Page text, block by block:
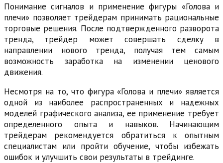
Понимание сигналов и применение фигуры «Голова и
плечи» позволяет трейдерам принимать рациональные
торговые решения. После подтвержденного разворота
тренда, трейдер может совершать сделку в
направлении нового тренда, получая тем самым
возможность заработка на изменении ценового
движения.
Несмотря на то, что фигура «Голова и плечи» является
одной из наиболее распространенных и надежных
моделей графического анализа, ее применение требует
определенного опыта и навыков. Начинающим
трейдерам рекомендуется обратиться к опытным
специалистам или пройти обучение, чтобы избежать
ошибок и улучшить свои результаты в трейдинге.